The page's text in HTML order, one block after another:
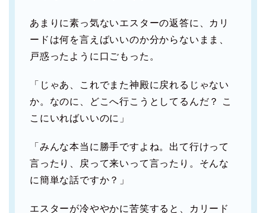
あまりに素っ気ないエスターの返答に、カリ
ードは何を言えばいいのか分からないまま、
戸惑ったように口ごもった。
「じゃあ、これでまた神殿に戻れるじゃない
か。なのに、どこへ行こうとしてるんだ？ こ
こにいればいいのに」
「みんな本当に勝手ですよね。出て行けって
言ったり、戻って来いって言ったり。そんな
に簡単な話ですか？」
エスターが冷ややかに苦笑すると、カリード